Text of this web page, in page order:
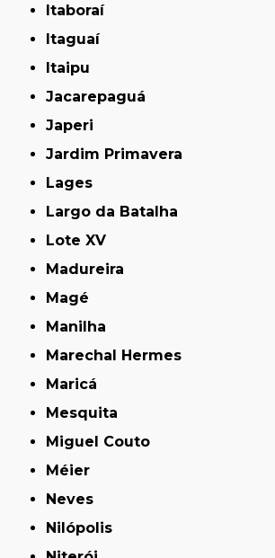
Itaboraí
Itaguaí
Itaipu
Jacarepaguá
Japeri
Jardim Primavera
Lages
Largo da Batalha
Lote XV
Madureira
Magé
Manilha
Marechal Hermes
Maricá
Mesquita
Miguel Couto
Méier
Neves
Nilópolis